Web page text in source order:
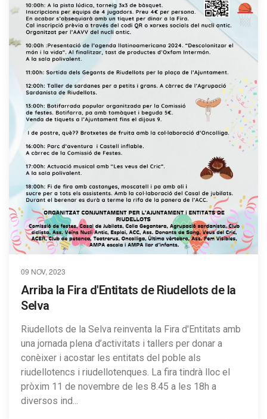
09 NOV, 2023
Arriba la Fira d'Entitats de Riudellots de la
Selva
Riudellots de la Selva reinventa la Fira d'Entitats amb
una jornada plena d’activitats i tallers per donar a
conèixer i acostar les entitats del poble als
riudellotencs i riudellotenques. La fira tindrà lloc el
pròxim 11 de novembre de les 8.45 a les 18h a
diversos ind...